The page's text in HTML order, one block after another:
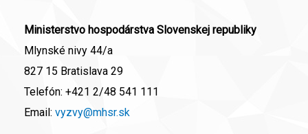
Ministerstvo hospodárstva Slovenskej republiky
Mlynské nivy 44/a
827 15 Bratislava 29
Telefón: +421 2/48 541 111
Email: vyzvy@mhsr.sk